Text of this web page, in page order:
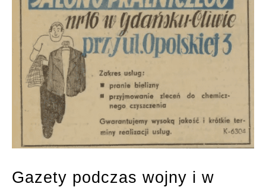
Gazety podczas wojny i w